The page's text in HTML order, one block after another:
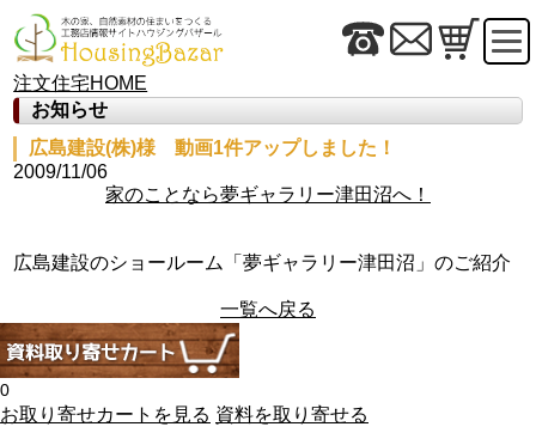
注文住宅HOME
お知らせ
広島建設(株)様 動画1件アップしました！
2009/11/06
家のことなら夢ギャラリー津田沼へ！
広島建設のショールーム「夢ギャラリー津田沼」のご紹介
一覧へ戻る
0
お取り寄せカートを見る 資料を取り寄せる